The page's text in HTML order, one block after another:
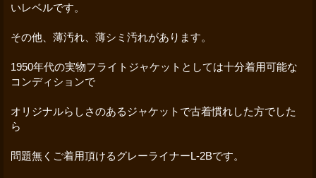
いレベルです。
その他、薄汚れ、薄シミ汚れがあります。
1950年代の実物フライトジャケットとしては十分着用可能な
コンディションで
オリジナルらしさのあるジャケットで古着慣れした方でした
ら
問題無くご着用頂けるグレーライナーL-2Bです。